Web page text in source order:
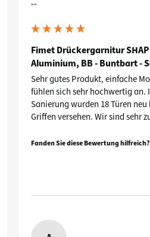
""
Fimet Drückergarnitur
Aluminium, BB - Buntbart -
Sehr gutes Produkt, einfache
fühlen sich sehr hochwertig an.
Sanierung wurden 18 Türen
Griffen versehen. Wir sind sehr
Fanden Sie diese Bewertung hilfreich?